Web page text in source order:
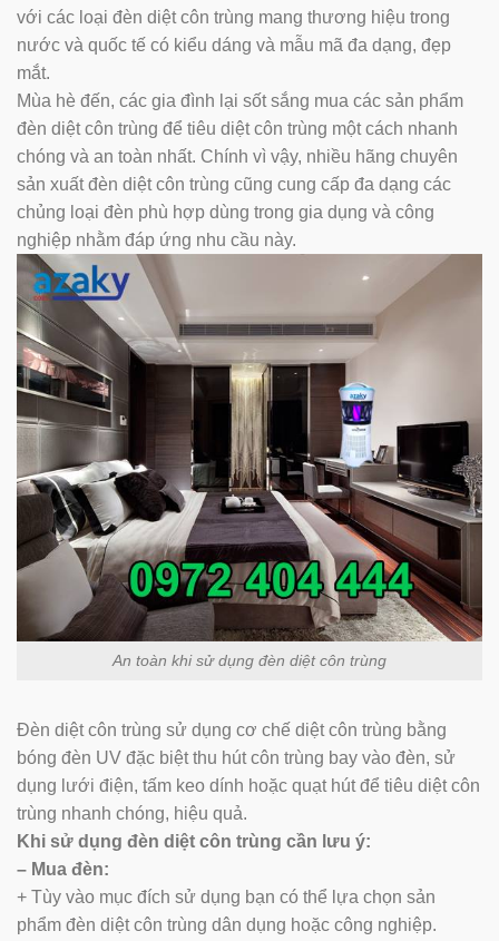
với các loại đèn diệt côn trùng mang thương hiệu trong
nước và quốc tế có kiểu dáng và mẫu mã đa dạng, đẹp
mắt.
Mùa hè đến, các gia đình lại sốt sắng mua các sản phẩm
đèn diệt côn trùng để tiêu diệt côn trùng một cách nhanh
chóng và an toàn nhất. Chính vì vậy, nhiều hãng chuyên
sản xuất đèn diệt côn trùng cũng cung cấp đa dạng các
chủng loại đèn phù hợp dùng trong gia dụng và công
nghiệp nhằm đáp ứng nhu cầu này.
An toàn khi sử dụng đèn diệt côn trùng
Đèn diệt côn trùng sử dụng cơ chế diệt côn trùng bằng
bóng đèn UV đặc biệt thu hút côn trùng bay vào đèn, sử
dụng lưới điện, tấm keo dính hoặc quạt hút để tiêu diệt côn
trùng nhanh chóng, hiệu quả.
Khi sử dụng đèn diệt côn trùng cần lưu ý:
– Mua đèn:
+ Tùy vào mục đích sử dụng bạn có thể lựa chọn sản
phẩm đèn diệt côn trùng dân dụng hoặc công nghiệp.